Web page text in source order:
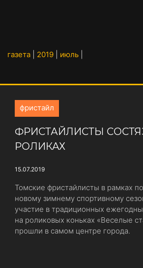
газета 2019 июль
фристайл
ФРИСТАЙЛИСТЫ
РОЛИКАХ
15.07.2019
Томские фристайлисты в рамках
новому зимнему спортивному
участие в традиционных
на роликовых коньках «Веселые
прошли в самом центре города.